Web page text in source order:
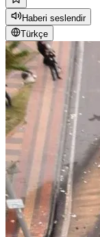
Haberi seslendir
Türkçe